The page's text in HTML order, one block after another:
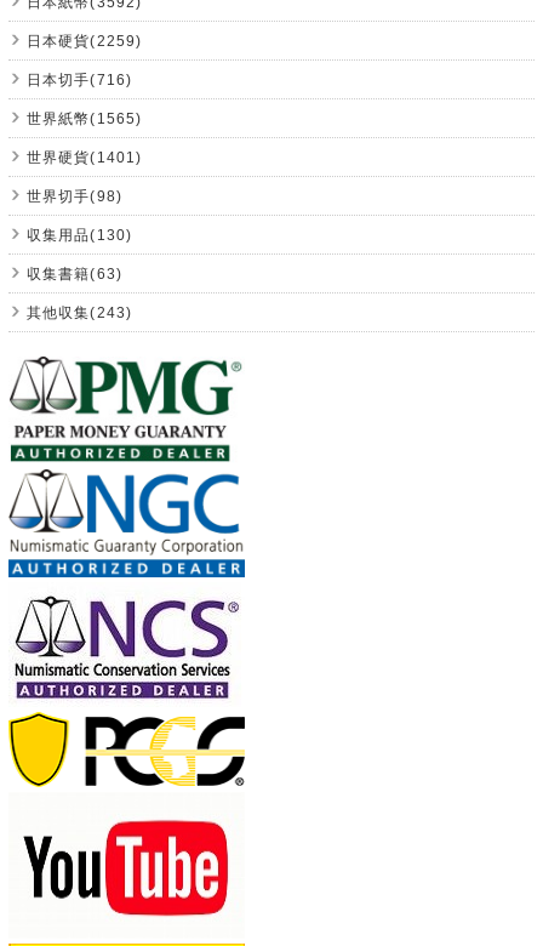
日本硬貨(2259)
日本切手(716)
世界紙幣(1565)
世界硬貨(1401)
世界切手(98)
収集用品(130)
収集書籍(63)
其他収集(243)